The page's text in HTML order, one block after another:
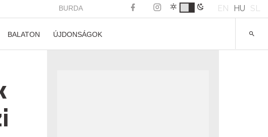
BURDA EN HU SL
BALATON ÚJDONSÁGOK